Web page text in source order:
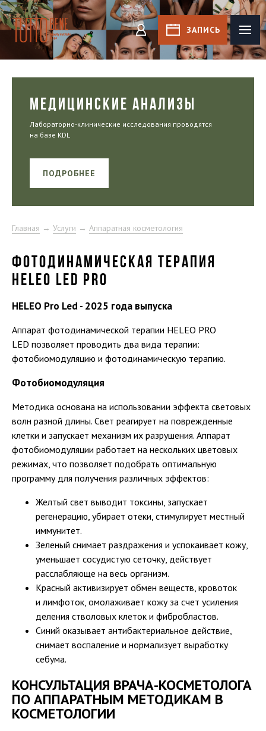
Tutto Bene
КАБИНЕТЗАПИСЬ
МЕДИЦИНСКИЕ АНАЛИЗЫ
Лабораторно-клинические исследования проводятся
на базе KDL
ПОДРОБНЕЕ
Главная → Услуги → Аппаратная косметология
ФОТОДИНАМИЧЕСКАЯ ТЕРАПИЯ
HELEO LED PRO
HELEO Pro Led - 2025 года выпуска
Аппарат фотодинамической терапии HELEO PRO
LED позволяет проводить два вида терапии:
фотобиомодуляцию и фотодинамическую терапию.
Фотобиомодуляция
Методика основана на использовании эффекта световых
волн разной длины. Свет реагирует на поврежденные
клетки и запускает механизм их разрушения. Аппарат
фотобиомодуляции работает на нескольких цветовых
режимах, что позволяет подобрать оптимальную
программу для получения различных эффектов:
Желтый свет выводит токсины, запускает
регенерацию, убирает отеки, стимулирует местный
иммунитет.
Зеленый снимает раздражения и успокаивает кожу,
уменьшает сосудистую сеточку, действует
расслабляюще на весь организм.
Красный активизирует обмен веществ, кровоток
и лимфоток, омолаживает кожу за счет усиления
деления стволовых клеток и фибробластов.
Синий оказывает антибактериальное действие,
снимает воспаление и нормализует выработку
себума.
КОНСУЛЬТАЦИЯ ВРАЧА-КОСМЕТОЛОГА
ПО АППАРАТНЫМ МЕТОДИКАМ В
КОСМЕТОЛОГИИ